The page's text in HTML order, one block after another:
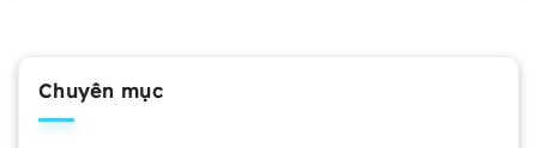
Chuyên mục